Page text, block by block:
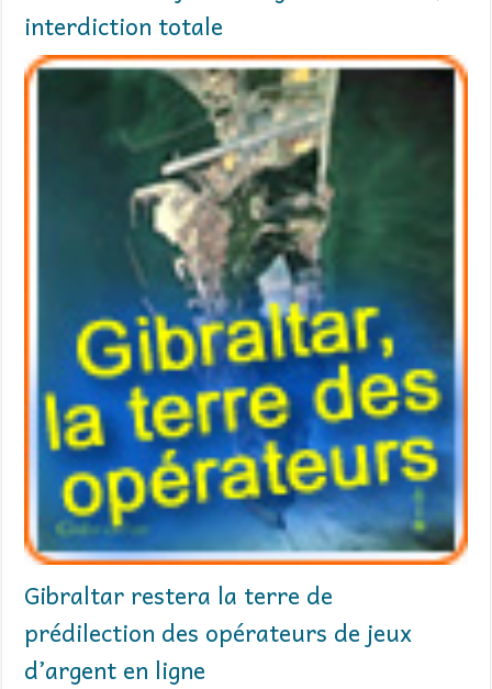
interdiction totale
Gibraltar restera la terre de
prédilection des opérateurs de jeux
d’argent en ligne